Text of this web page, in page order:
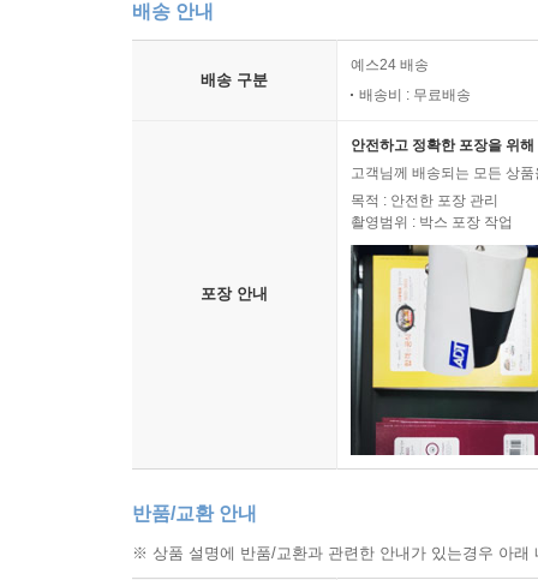
배송 안내
배송 구분
예스24 배송
배송비 : 무료배송
포장 안내
안전하고 정확한 포장을 위
고객님께 배송되는 모든 상
목적 : 안전한 포장 관리
촬영범위 : 박스 포장 작업
반품/교환 안내
※ 상품 설명에 반품/교환과 관련한 안내가 있는경우 아